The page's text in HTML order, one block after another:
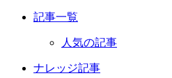
記事一覧
人気の記事
ナレッジ記事